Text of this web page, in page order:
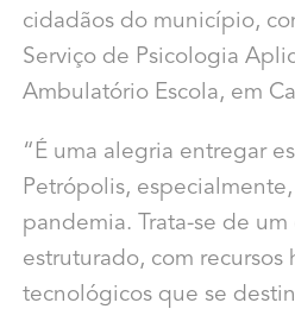
cidadãos do município,
Serviço de Psicologia
Ambulatório Escola, em
“É uma alegria entregar
Petrópolis,
pandemia. Trata-se de
estruturado, com recursos
tecnológicos que se